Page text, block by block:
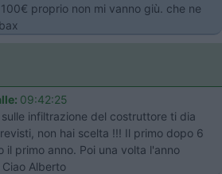
proprio non mi vanno giù. che ne
09:42:25
infiltrazione del costruttore ti dia
non hai scelta !!! Il primo dopo 6
il primo anno. Poi una volta l'anno
Alberto